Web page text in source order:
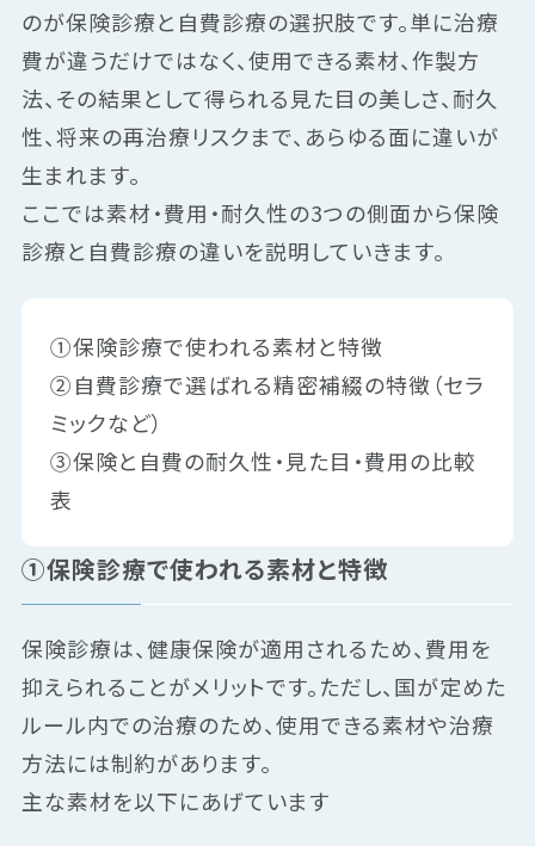
のが保険診療と自費診療の選択肢です。単に治療
費が違うだけではなく、使用できる素材、作製方
法、その結果として得られる見た目の美しさ、耐久
性、将来の再治療リスクまで、あらゆる面に違いが
生まれます。
ここでは素材・費用・耐久性の3つの側面から保険
診療と自費診療の違いを説明していきます。
①保険診療で使われる素材と特徴
②自費診療で選ばれる精密補綴の特徴（セラ
ミックなど）
③保険と自費の耐久性・見た目・費用の比較
表
①保険診療で使われる素材と特徴
保険診療は、健康保険が適用されるため、費用を
抑えられることがメリットです。ただし、国が定めた
ルール内での治療のため、使用できる素材や治療
方法には制約があります。
主な素材を以下にあげています